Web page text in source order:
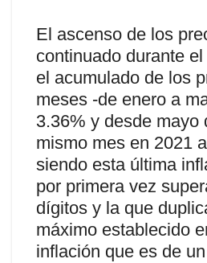
El ascenso de los
continuado durante
el acumulado de los
meses -de enero a
3.36% y desde mayo
mismo mes en 2021
siendo esta última
por primera vez
dígitos y la que
máximo establecido
inflación que es de